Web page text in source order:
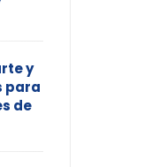
y
para
de